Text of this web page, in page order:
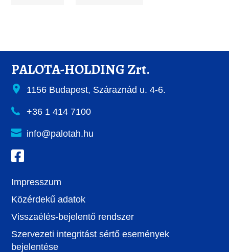
PALOTA-HOLDING Zrt.
1156 Budapest, Száraznád u. 4-6.
+36 1 414 7100
info@palotah.hu
Impresszum
Közérdekű adatok
Visszaélés-bejelentő rendszer
Szervezeti integritást sértő események
bejelentése